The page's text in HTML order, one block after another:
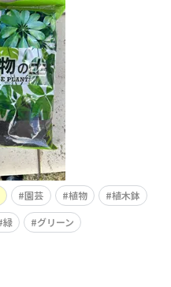
園芸 植物
植木鉢
緑 グリーン